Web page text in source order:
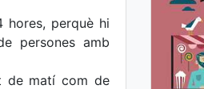
hores, perquè hi
persones amb
de matí com de